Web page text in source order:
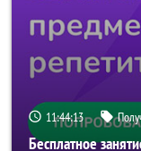
11:44:12
Бесплатное